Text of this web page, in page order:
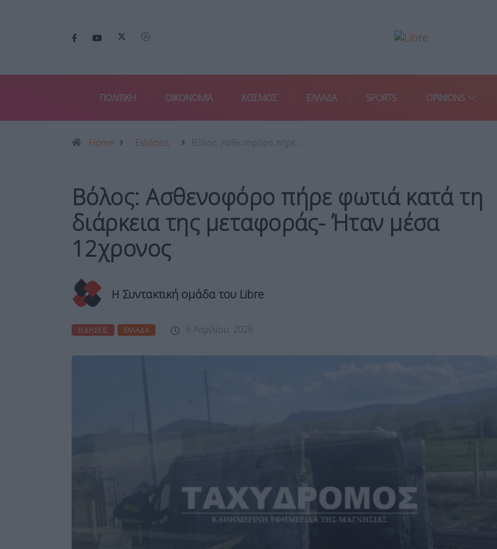
ΠΟΛΙΤΙΚΗ ΟΙΚΟΝΟΜΙΑ ΚΟΣΜΟΣ ΕΛΛΑΔΑ SPORTS OPINIONS
Home Ειδήσεις Βόλος: Ασθενοφόρο πήρε…
Βόλος: Ασθενοφόρο πήρε φωτιά κατά τη
διάρκεια της μεταφοράς- Ήταν μέσα
12χρονος
Η Συντακτική ομάδα του Libre
ΕΙΔΉΣΕΙΣ ΕΛΛΆΔΑ 6 Απριλίου, 2026